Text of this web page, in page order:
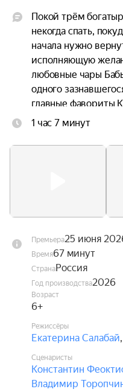
Покой трём
некогда спать,
начала нужно
исполняющую
любовные чары
одного
главные фавориты
без отдыха и сна
самом прямом
1 час 7 минут
Премьера25 июня
Время67 минут
СтранаРоссия
Год производства2026
Возраст
6+
Режиссёры
Екатерина Салабай,
Сценаристы
Константин
Владимир